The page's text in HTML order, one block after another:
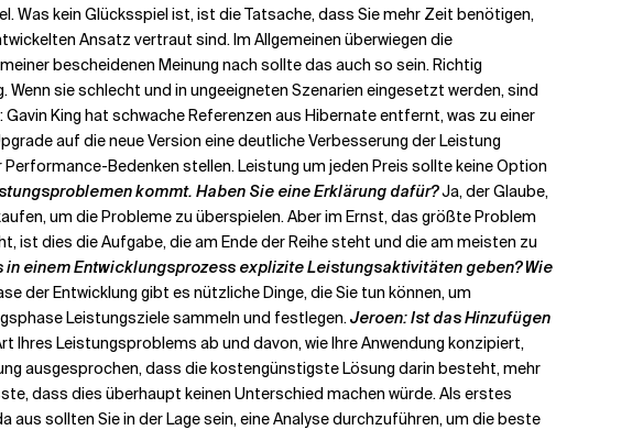
Was kein Glücksspiel ist, ist die Tatsache, dass Sie mehr Zeit benötigen,
Ansatz vertraut sind. Im Allgemeinen überwiegen die
bescheidenen Meinung nach sollte das auch so sein. Richtig
sie schlecht und in ungeeigneten Szenarien eingesetzt werden, sind
King hat schwache Referenzen aus Hibernate entfernt, was zu einer
auf die neue Version eine deutliche Verbesserung der Leistung
Bedenken stellen. Leistung um jeden Preis sollte keine Option
kommt. Haben Sie eine Erklärung dafür?Ja, der Glaube,
um die Probleme zu überspielen. Aber im Ernst, das größte Problem
dies die Aufgabe, die am Ende der Reihe steht und die am meisten zu
in einem Entwicklungsprozess explizite Leistungsaktivitäten geben? Wie
der Entwicklung gibt es nützliche Dinge, die Sie tun können, um
Leistungsziele sammeln und festlegen.Jeroen: Ist das Hinzufügen
Ihres Leistungsproblems ab und davon, wie Ihre Anwendung konzipiert,
ausgesprochen, dass die kostengünstigste Lösung darin besteht, mehr
dass dies überhaupt keinen Unterschied machen würde. Als erstes
sollten Sie in der Lage sein, eine Analyse durchzuführen, um die beste